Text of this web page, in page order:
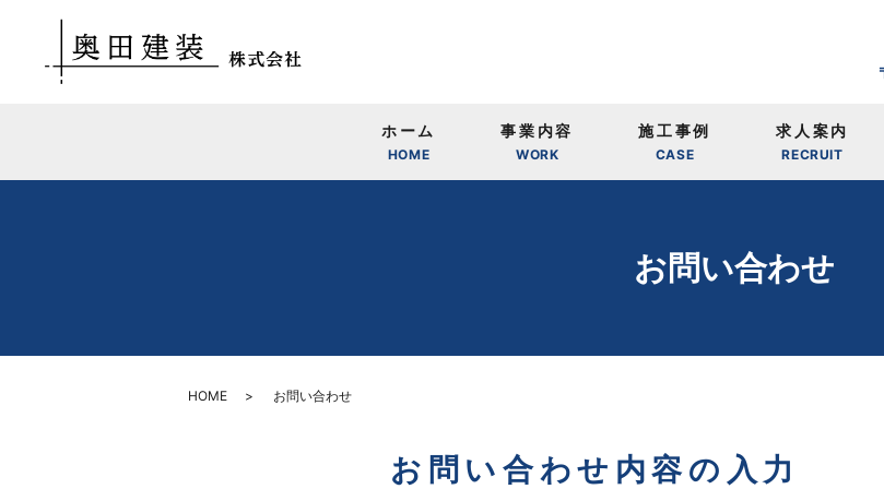
ホーム
HOME
事業内容
WORK
施工事例
CASE
求人案内
RECRUIT
お問い合わせ
HOME お問い合わせ
お問い合わせ内容の入力